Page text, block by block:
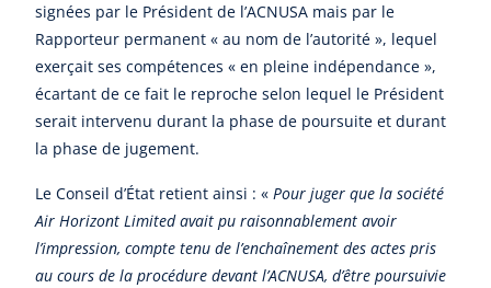
signées par le Président de l’ACNUSA mais par le
Rapporteur permanent « au nom de l’autorité », lequel
exerçait ses compétences « en pleine indépendance »,
écartant de ce fait le reproche selon lequel le Président
serait intervenu durant la phase de poursuite et durant
la phase de jugement.
Le Conseil d’État retient ainsi : « Pour juger que la société
Air Horizont Limited avait pu raisonnablement avoir
l’impression, compte tenu de l’enchaînement des actes pris
au cours de la procédure devant l’ACNUSA, d’être poursuivie